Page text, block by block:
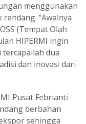
menggunakan
“Awalnya
(Tempat Olah
HIPERMI ingin
tercapailah dua
dan inovasi dari
Pusat Febrianti
berbahan
sehingga